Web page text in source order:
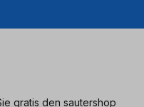
gratis den sautershop